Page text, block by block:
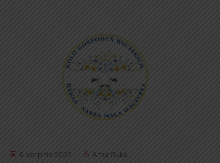
6 sierpnia 2026 Artur Ruka